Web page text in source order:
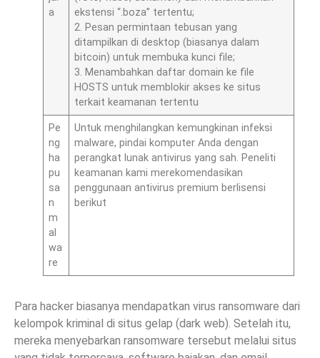
a
ekstensi “.boza” tertentu;
2. Pesan permintaan tebusan yang
ditampilkan di desktop (biasanya dalam
bitcoin) untuk membuka kunci file;
3. Menambahkan daftar domain ke file
HOSTS untuk memblokir akses ke situs
terkait keamanan tertentu
Pe
ng
ha
pu
sa
n
m
al
wa
re
Untuk menghilangkan kemungkinan infeksi
malware, pindai komputer Anda dengan
perangkat lunak antivirus yang sah. Peneliti
keamanan kami merekomendasikan
penggunaan antivirus premium berlisensi
berikut
Para hacker biasanya mendapatkan virus ransomware dari
kelompok kriminal di situs gelap (dark web). Setelah itu,
mereka menyebarkan ransomware tersebut melalui situs